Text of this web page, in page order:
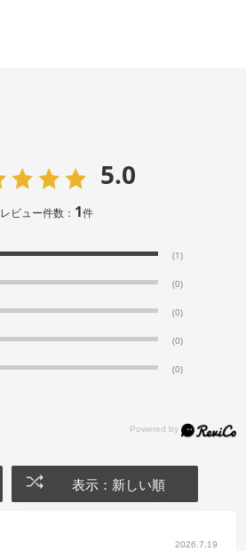
5.0
レビュー件数： 1件
(1)
(0)
(0)
(0)
(0)
表示：新しい順
2026.7.19